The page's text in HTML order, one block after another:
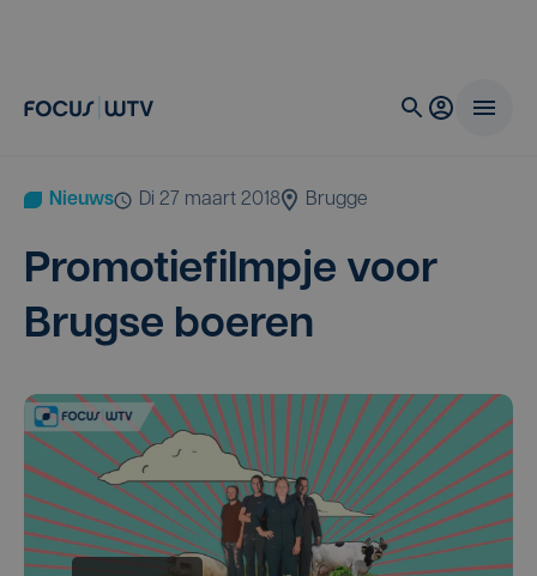
Nieuws di 27 maart 2018 Brugge
Pro­mo­tie­film­pje voor
Brug­se boeren